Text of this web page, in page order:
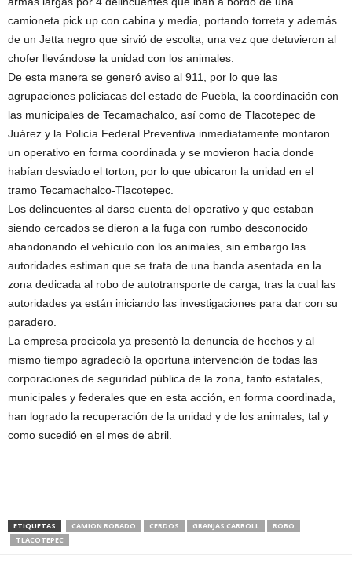
camioneta pick up con cabina y media, portando torreta y además
de un Jetta negro que sirvió de escolta, una vez que detuvieron al
chofer llevándose la unidad con los animales.
De esta manera se generó aviso al 911, por lo que las
agrupaciones policiacas del estado de Puebla, la coordinación con
las municipales de Tecamachalco, así como de Tlacotepec de
Juárez y la Policía Federal Preventiva inmediatamente montaron
un operativo en forma coordinada y se movieron hacia donde
habían desviado el torton, por lo que ubicaron la unidad en el
tramo Tecamachalco-Tlacotepec.
Los delincuentes al darse cuenta del operativo y que estaban
siendo cercados se dieron a la fuga con rumbo desconocido
abandonando el vehículo con los animales, sin embargo las
autoridades estiman que se trata de una banda asentada en la
zona dedicada al robo de autotransporte de carga, tras la cual las
autoridades ya están iniciando las investigaciones para dar con su
paradero.
La empresa procìcola ya presentò la denuncia de hechos y al
mismo tiempo agradeció la oportuna intervención de todas las
corporaciones de seguridad pública de la zona, tanto estatales,
municipales y federales que en esta acción, en forma coordinada,
han logrado la recuperación de la unidad y de los animales, tal y
como sucedió en el mes de abril.
ETIQUETAS CAMION ROBADO CERDOS GRANJAS CARROLL
ROBO
TLACOTEPEC